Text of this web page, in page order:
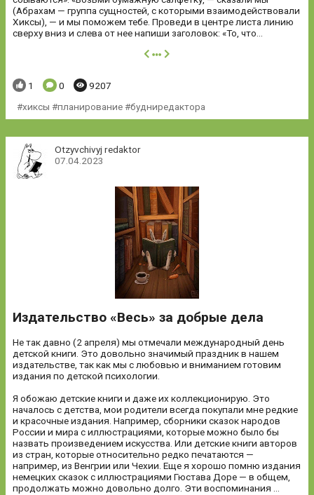
(Абрахам — группа сущностей, с которыми взаимодействовали
Хиксы), — и мы поможем тебе. Проведи в центре листа линию
сверху вниз и слева от нее напиши заголовок: «То, что...
далее
Понравилось:
1 Комментариев:
0 Просмотров:
9207
хиксы #планирование #будниредактора
Otzyvchivyj redaktor
07.04.2023
Издательство «Весь» за добрые дела
Не так давно (2 апреля) мы отмечали международный день
детской книги. Это довольно значимый праздник в нашем
издательстве, так как мы с любовью и вниманием готовим
издания по детской психологии.
Я обожаю детские книги и даже их коллекционирую. Это
началось с детства, мои родители всегда покупали мне редкие
и красочные издания. Например, сборники сказок народов
России и мира с иллюстрациями, которые можно было бы
назвать произведением искусства. Или детские книги авторов
из стран, которые относительно редко печатаются —
например, из Венгрии или Чехии. Еще я хорошо помню издания
немецких сказок с иллюстрациями Гюстава Доре — в общем,
продолжать можно довольно долго. Эти воспоминания ...